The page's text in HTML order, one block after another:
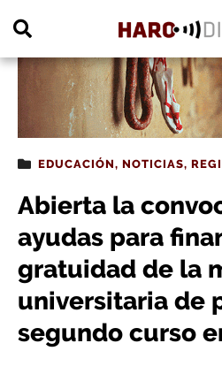
EDUCACIÓN, NOTICIAS,
Abierta la
ayudas para
gratuidad de la
universitaria de
segundo curso